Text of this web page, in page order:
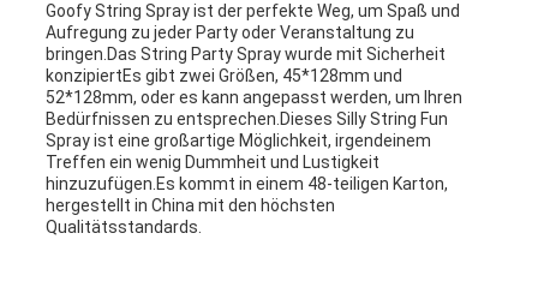
Goofy String Spray ist der perfekte Weg, um Spaß und
Aufregung zu jeder Party oder Veranstaltung zu
bringen.Das String Party Spray wurde mit Sicherheit
konzipiertEs gibt zwei Größen, 45*128mm und
52*128mm, oder es kann angepasst werden, um Ihren
Bedürfnissen zu entsprechen.Dieses Silly String Fun
Spray ist eine großartige Möglichkeit, irgendeinem
Treffen ein wenig Dummheit und Lustigkeit
hinzuzufügen.Es kommt in einem 48-teiligen Karton,
hergestellt in China mit den höchsten
Qualitätsstandards.